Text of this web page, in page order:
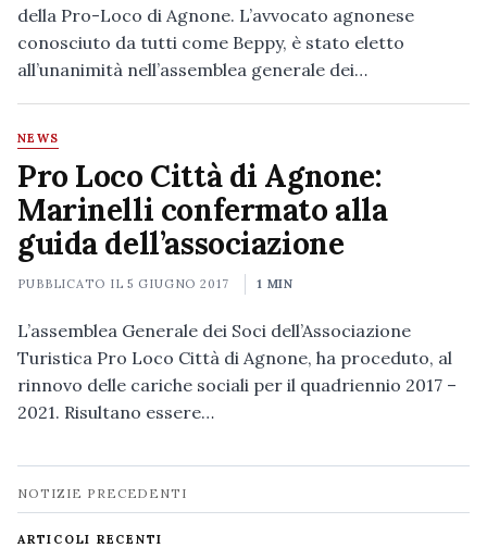
della Pro-Loco di Agnone. L’avvocato agnonese
conosciuto da tutti come Beppy, è stato eletto
all’unanimità nell’assemblea generale dei…
NEWS
Pro Loco Città di Agnone:
Marinelli confermato alla
guida dell’associazione
PUBBLICATO IL5 GIUGNO 2017 1 MIN
L’assemblea Generale dei Soci dell’Associazione
Turistica Pro Loco Città di Agnone, ha proceduto, al
rinnovo delle cariche sociali per il quadriennio 2017 –
2021. Risultano essere…
Navigazione
notizie
NOTIZIE PRECEDENTI
ARTICOLI RECENTI